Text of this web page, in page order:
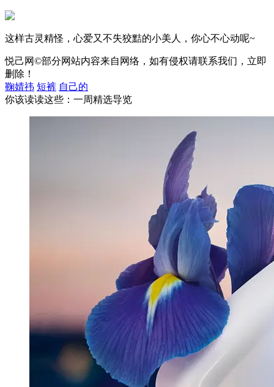
这样古灵精怪，心爱又不失狡黠的小美人，你心不心动呢~
悦己网©部分网站内容来自网络，如有侵权请联系我们，立即
删除！
鞠婧祎 短裤 自己的
你该读读这些：一周精选导览